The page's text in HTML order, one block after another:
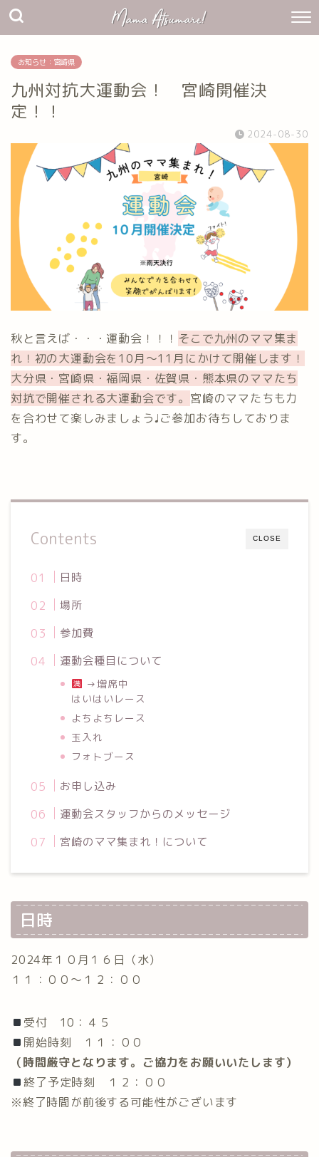
お知らせ：宮崎県
九州対抗大運動会！ 宮崎開催決
定！！
2024-08-30
秋と言えば・・・運動会！！！ そこで九州のママ集ま
れ！初の大運動会を10月〜11月にかけて開催します！
大分県・宮崎県・福岡県・佐賀県・熊本県のママたち
対抗で開催される大運動会です。 宮崎のママたちも力
を合わせて楽しみましょう♩ご参加お待ちしておりま
す。
CLOSE
Contents
日時
場所
参加費
運動会種目について
→増席中
はいはいレース
よちよちレース
玉入れ
フォトブース
お申し込み
運動会スタッフからのメッセージ
宮崎のママ集まれ！について
日時
2024年１０月１６日（水）
１１：００〜１２：００
受付 10：４５
開始時刻 １１：００
（時間厳守となります。ご協力をお願いいたします）
終了予定時刻 １２：００
※終了時間が前後する可能性がございます